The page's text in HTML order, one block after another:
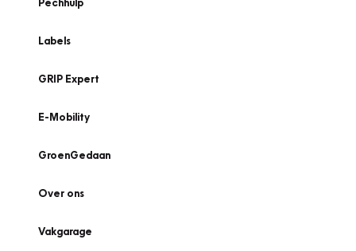
Labels
GRIP Expert
E-Mobility
GroenGedaan
Over ons
Vakgarage